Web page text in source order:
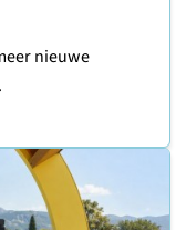
nieuwe